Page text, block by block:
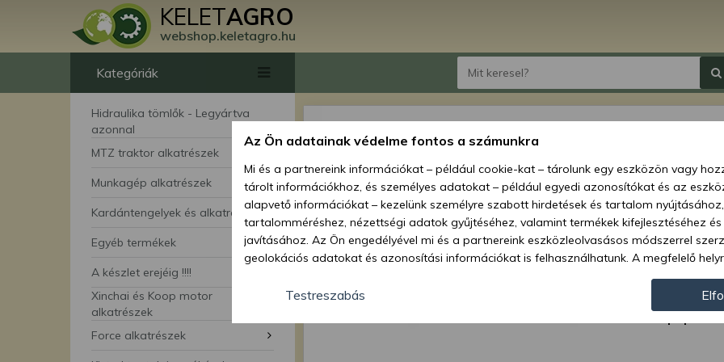
KELETAGRO
webshop.keletagro.hu
Kategóriák
Hidraulika tömlők - Legyártva
azonnal
MTZ traktor alkatrészek
Munkagép alkatrészek
Kardántengelyek és alkatrészei
Egyéb termékek
A készlet erejéig !!!!
Xinchai és Koop motor
alkatrészek
Force alkatrészek
Ár: 13
Szállítási
Cikkszám:
Az Ön adatainak védelme fontos a számunkra
Mi és a partnereink információkat – például cookie-kat – tárolunk egy eszközön vagy
tárolt információkhoz, és személyes adatokat – például egyedi azonosítókat és az
alapvető információkat – kezelünk személyre szabott hirdetések és tartalom
tartalomméréshez, nézettségi adatok gyűjtéséhez, valamint termékek kifejlesztéséhez
javításához. Az Ön engedélyével mi és a partnereink eszközleolvasásos módszerrel
geolokációs adatokat és azonosítási információkat is felhasználhatunk. A megfelelő
hozzájárulhat ahhoz, hogy mi és a partnereink a fent leírtak szerint adatkezelést
lehetőségként a hozzájárulás megadása vagy elutasítása előtt részletesebb
megváltoztathatja beállításait. Felhívjuk figyelmét, hogy személyes adatainak bizonyos
feltétlenül szükséges az Ön hozzájárulása, de jogában áll tiltakozni az ilyen jellegű
Testreszabás